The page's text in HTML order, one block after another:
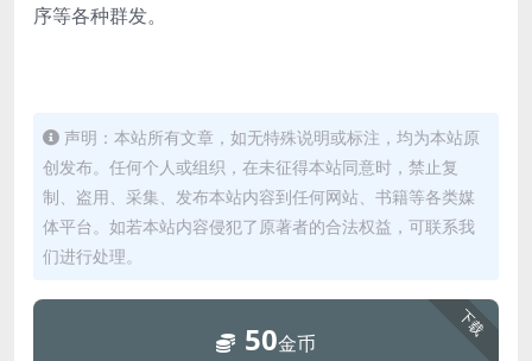
序等各种群发。
声明：本站所有文章，如无特殊说明或标注，均为本站原
创发布。任何个人或组织，在未征得本站同意时，禁止复
制、盗用、采集、发布本站内容到任何网站、书籍等各类媒
体平台。如若本站内容侵犯了原著者的合法权益，可联系我
们进行处理。
下载
50金币